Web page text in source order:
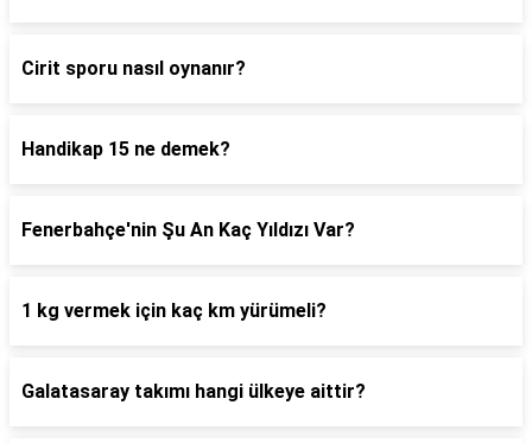
Cirit sporu nasıl oynanır?
Handikap 15 ne demek?
Fenerbahçe'nin Şu An Kaç Yıldızı Var?
1 kg vermek için kaç km yürümeli?
Galatasaray takımı hangi ülkeye aittir?